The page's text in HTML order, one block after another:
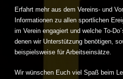
Erfahrt mehr aus dem Vereins- und
Informationen zu allen sportlichen
im Verein engagiert und welche To-
denen wir Unterstützung benötigen,
beispielsweise für Arbeitseinsätze.
Wir wünschen Euch viel Spaß beim